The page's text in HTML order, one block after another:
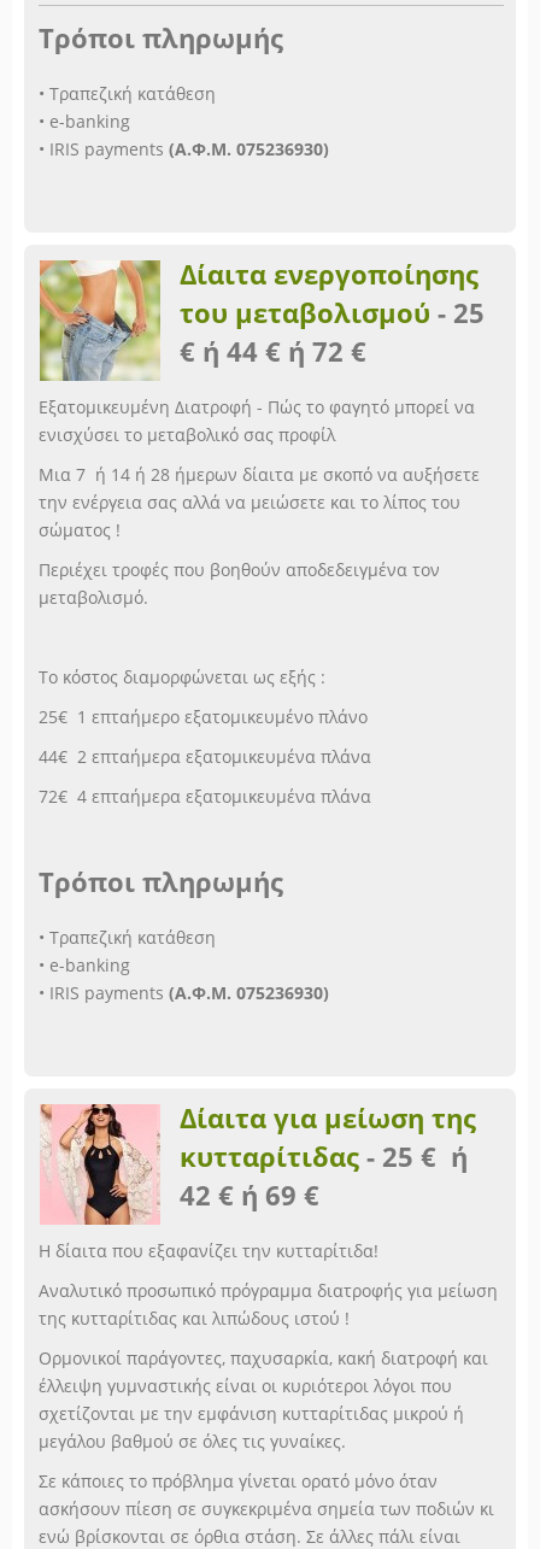
Τρόποι πληρωμής
• Τραπεζική κατάθεση
• e-banking
• IRIS payments (Α.Φ.Μ. 075236930)
Δίαιτα ενεργοποίησης
του μεταβολισμού - 25
€ ή 44 € ή 72 €
Εξατομικευμένη Διατροφή - Πώς το φαγητό μπορεί να
ενισχύσει το μεταβολικό σας προφίλ
Μια 7 ή 14 ή 28 ήμερων δίαιτα με σκοπό να αυξήσετε
την ενέργεια σας αλλά να μειώσετε και το λίπος του
σώματος !
Περιέχει τροφές που βοηθούν αποδεδειγμένα τον
μεταβολισμό.
Το κόστος διαμορφώνεται ως εξής :
25€ 1 επταήμερο εξατομικευμένο πλάνο
44€ 2 επταήμερα εξατομικευμένα πλάνα
72€ 4 επταήμερα εξατομικευμένα πλάνα
Τρόποι πληρωμής
• Τραπεζική κατάθεση
• e-banking
• IRIS payments (Α.Φ.Μ. 075236930)
Δίαιτα για μείωση της
κυτταρίτιδας - 25 € ή
42 € ή 69 €
Η δίαιτα που εξαφανίζει την κυτταρίτιδα!
Αναλυτικό προσωπικό πρόγραμμα διατροφής για μείωση
της κυτταρίτιδας και λιπώδους ιστού !
Ορμονικοί παράγοντες, παχυσαρκία, κακή διατροφή και
έλλειψη γυμναστικής είναι οι κυριότεροι λόγοι που
σχετίζονται με την εμφάνιση κυτταρίτιδας μικρού ή
μεγάλου βαθμού σε όλες τις γυναίκες.
Σε κάποιες το πρόβλημα γίνεται ορατό μόνο όταν
ασκήσουν πίεση σε συγκεκριμένα σημεία των ποδιών κι
ενώ βρίσκονται σε όρθια στάση. Σε άλλες πάλι είναι